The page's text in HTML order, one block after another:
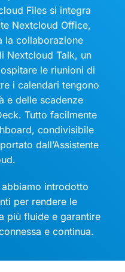
Files si integra
Nextcloud Office,
la collaborazione
Nextcloud Talk, un
le riunioni di
i calendari tengono
e delle scadenze
Tutto facilmente
condivisibile
dall’Assistente
introdotto
per rendere le
più fluide e garantire
e continua.